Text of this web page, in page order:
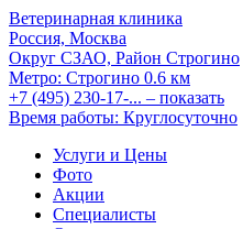
Ветеринарная клиника
Россия, Москва
Округ СЗАО, Район Строгино
Метро: Строгино 0.6 км
+7 (495) 230-17-... – показать
Время работы: Круглосуточно
Услуги и Цены
Фото
Акции
Специалисты